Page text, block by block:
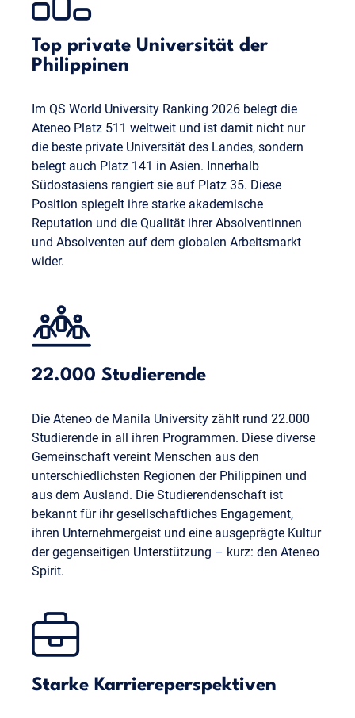
Top private Universität der
Philippinen
Im QS World University Ranking 2026 belegt die
Ateneo Platz 511 weltweit und ist damit nicht nur
die beste private Universität des Landes, sondern
belegt auch Platz 141 in Asien. Innerhalb
Südostasiens rangiert sie auf Platz 35. Diese
Position spiegelt ihre starke akademische
Reputation und die Qualität ihrer Absolventinnen
und Absolventen auf dem globalen Arbeitsmarkt
wider.
22.000 Studierende
Die Ateneo de Manila University zählt rund 22.000
Studierende in all ihren Programmen. Diese diverse
Gemeinschaft vereint Menschen aus den
unterschiedlichsten Regionen der Philippinen und
aus dem Ausland. Die Studierendenschaft ist
bekannt für ihr gesellschaftliches Engagement,
ihren Unternehmergeist und eine ausgeprägte Kultur
der gegenseitigen Unterstützung – kurz: den Ateneo
Spirit.
Starke Karriereperspektiven